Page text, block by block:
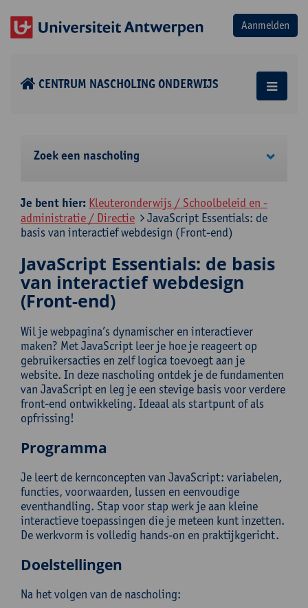
CENTRUM NASCHOLING ONDERWIJS
Zoek een nascholing
Je bent hier: Kleuteronderwijs / Schoolbeleid en -
administratie / Directie
JavaScript Essentials: de
basis van interactief webdesign (Front-end)
JavaScript Essentials: de basis
van interactief webdesign
(Front-end)
Wil je webpagina’s dynamischer en interactiever
maken? Met JavaScript leer je hoe je reageert op
gebruikersacties en zelf logica toevoegt aan je
website. In deze nascholing ontdek je de fundamenten
van JavaScript en leg je een stevige basis voor verdere
front-end ontwikkeling. Ideaal als startpunt of als
opfrissing!
Programma
Je leert de kernconcepten van JavaScript: variabelen,
functies, voorwaarden, lussen en eenvoudige
eventhandling. Stap voor stap werk je aan kleine
interactieve toepassingen die je meteen kunt inzetten.
De werkvorm is volledig hands-on en praktijkgericht.
Doelstellingen
Na het volgen van de nascholing: